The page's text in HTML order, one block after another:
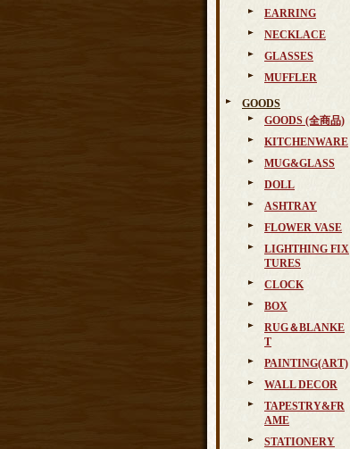
EARRING
NECKLACE
GLASSES
MUFFLER
GOODS
GOODS (全商品)
KITCHENWARE
MUG&GLASS
DOLL
ASHTRAY
FLOWER VASE
LIGHTHING FIX
TURES
CLOCK
BOX
RUG＆BLANKE
T
PAINTING(ART)
WALL DECOR
TAPESTRY&FR
AME
STATIONERY